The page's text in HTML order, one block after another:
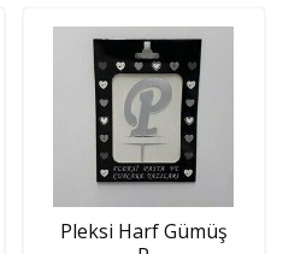
Pleksi Harf Gümüş